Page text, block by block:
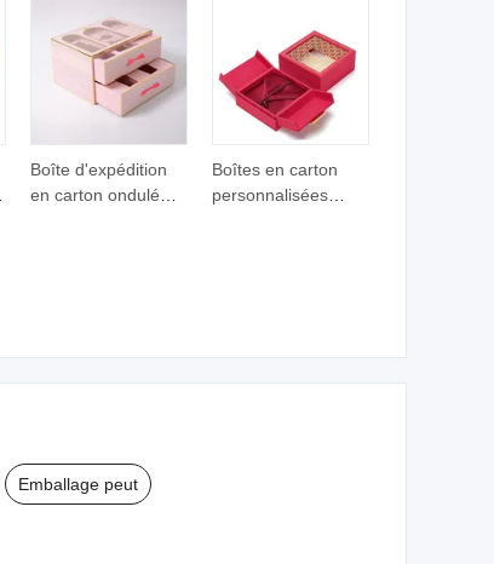
Boîte d'expédition
en carton ondulé
Boîtes en carton
personnalisées
Emballage peut